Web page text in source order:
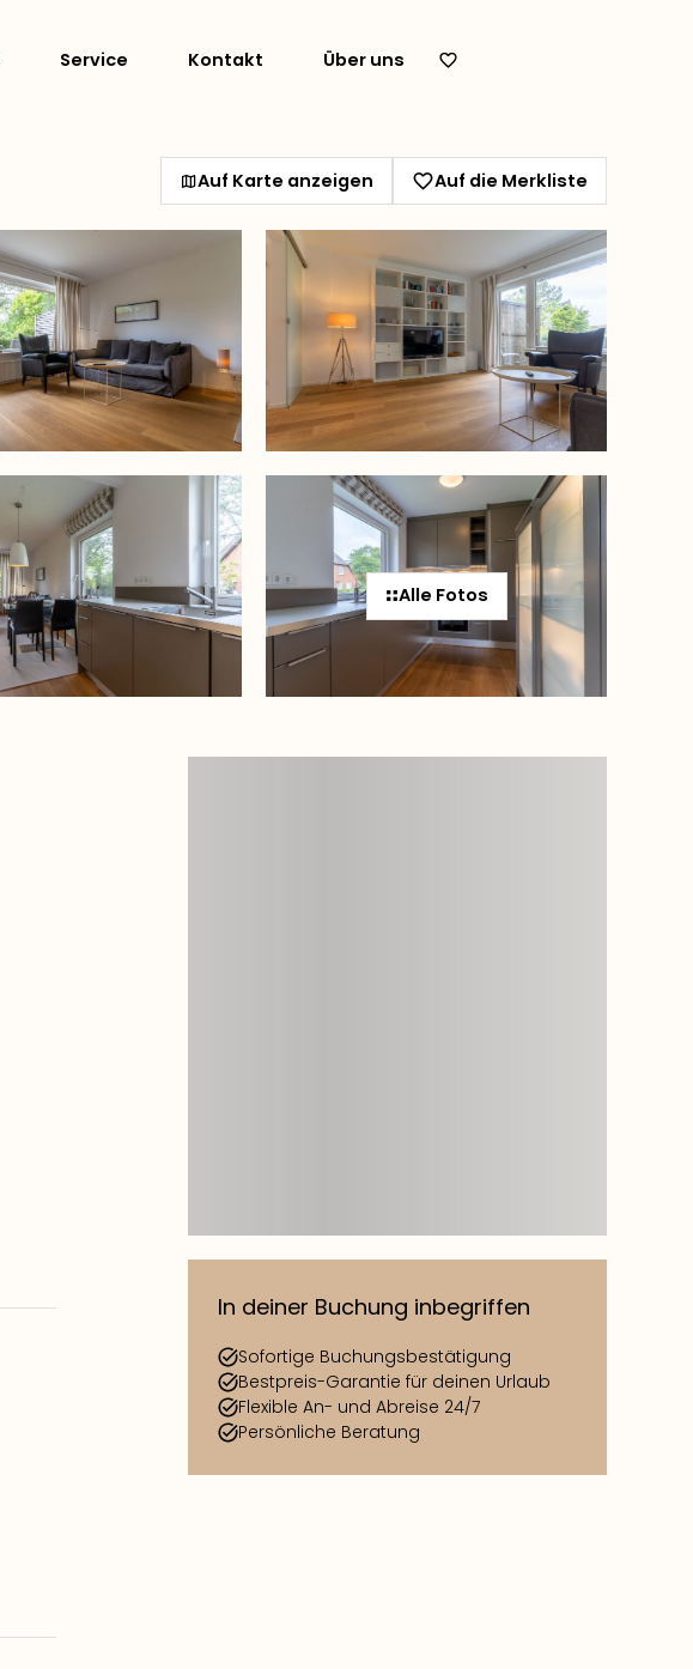
Service Kontakt Über uns
Auf Karte anzeigen Auf die Merkliste
Alle Fotos
In deiner Buchung inbegriffen
Sofortige Buchungsbestätigung
Bestpreis-Garantie für deinen Urlaub
Flexible An- und Abreise 24/7
Persönliche Beratung